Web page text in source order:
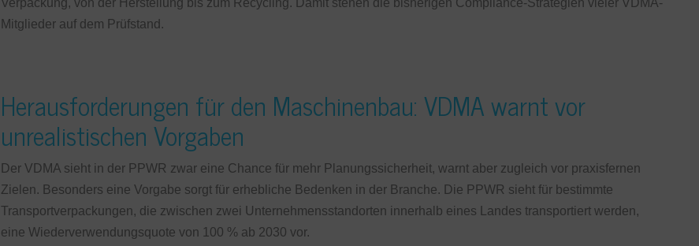
Verpackung, von der Herstellung bis zum Recycling. Damit stehen die bisherigen Compliance-Strategien vieler VDMA-
Mitglieder auf dem Prüfstand.
Herausforderungen für den Maschinenbau: VDMA warnt vor
unrealistischen Vorgaben
Der VDMA sieht in der PPWR zwar eine Chance für mehr Planungssicherheit, warnt aber zugleich vor praxisfernen
Zielen. Besonders eine Vorgabe sorgt für erhebliche Bedenken in der Branche. Die PPWR sieht für bestimmte
Transportverpackungen, die zwischen zwei Unternehmensstandorten innerhalb eines Landes transportiert werden,
eine Wiederverwendungsquote von 100 % ab 2030 vor.